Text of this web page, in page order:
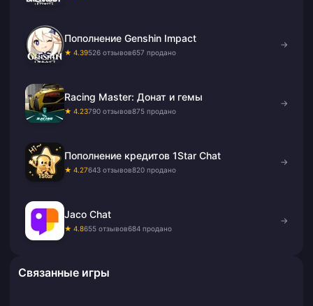
Пополнение Genshin Impact
★ 4.39526 отзывов657 продано
→
Racing Master: Донат и гемы
★ 4.23790 отзывов875 продано
→
Пополнение кредитов 1Star Chat
★ 4.27643 отзывов820 продано
→
Jaco Chat
★ 4.8655 отзывов684 продано
→
Связанные игры